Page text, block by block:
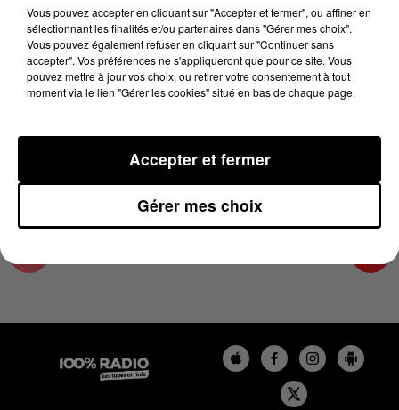
24 janvier 2025 - 4 min 10 sec
LES INFOS DE L'ARIEGE DU 24/01/2025 À
08H30
Podcasts infos de l'Ariège
Vous pouvez accepter en cliquant sur "Accepter et fermer", ou affiner en
sélectionnant les finalités et/ou partenaires dans "Gérer mes choix".
Vous pouvez également refuser en cliquant sur "Continuer sans
accepter". Vos préférences ne s'appliqueront que pour ce site. Vous
pouvez mettre à jour vos choix, ou retirer votre consentement à tout
moment via le lien "Gérer les cookies" situé en bas de chaque page.
Gérer mes choix
Accepter et fermer